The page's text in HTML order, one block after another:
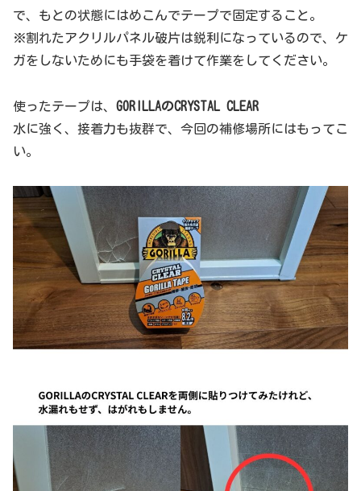
で、もとの状態にはめこんでテープで固定すること。
※割れたアクリルパネル破片は鋭利になっているので、ケ
ガをしないためにも手袋を着けて作業をしてください。
使ったテープは、 GORILLAのCRYSTAL CLEAR
水に強く、接着力も抜群で、今回の補修場所にはもってこ
い。